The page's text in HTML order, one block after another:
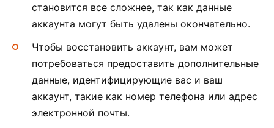
становится все сложнее, так как данные
аккаунта могут быть удалены окончательно.
Чтобы восстановить аккаунт, вам может
потребоваться предоставить дополнительные
данные, идентифицирующие вас и ваш
аккаунт, такие как номер телефона или адрес
электронной почты.